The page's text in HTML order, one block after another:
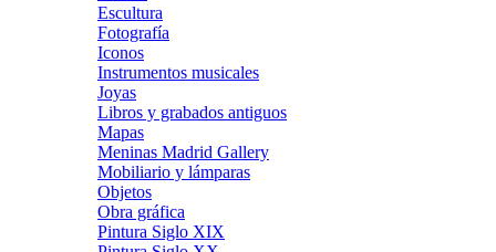
Escultura
Fotografía
Iconos
Instrumentos musicales
Joyas
Libros y grabados antiguos
Mapas
Meninas Madrid Gallery
Mobiliario y lámparas
Objetos
Obra gráfica
Pintura Siglo XIX